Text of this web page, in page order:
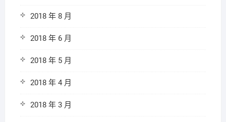
2018 年 8 月
2018 年 6 月
2018 年 5 月
2018 年 4 月
2018 年 3 月